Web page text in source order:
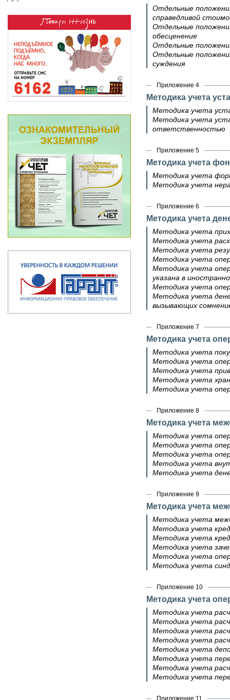
Отдельные
справедливой
Отдельные
обесценение
Отдельные
Отдельные
суждения
Приложение 4
Методика учета
Методика учета
Методика учета
ответственностью
Приложение 5
Методика учета
Методика учета
Методика учета
Приложение 6
Методика учета
Методика учета
Методика учета
Методика учета
Методика учета
Методика учета
указана в
Методика учета
Методика учета
вызывающих
Приложение 7
Методика учета
Методика учета
Методика учета
Методика учета
Методика учета
Методика учета
Приложение 8
Методика учета
Методика учета
Методика учета
Методика учета
Методика учета
Методика учета
Приложение 9
Методика учета
Методика учета
Методика учета
Методика учета
Методика учета
Методика учета
Методика учета
Приложение 10
Методика учета
Методика учета
Методика учета
Методика учета
Методика учета
Методика учета
Методика учета
Методика учета
Методика учета
Приложение 11